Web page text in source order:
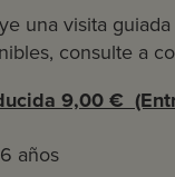
una visita
consulte a
9,00 €
años